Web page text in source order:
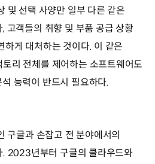
및 선택 사양만 일부 다른 같은
고객들의 취향 및 부품 공급 상황
하게 대처하는 것이다. 이 같은
리 전체를 제어하는 소프트웨어도
능력이 반드시 필요하다.
구글과 손잡고 전 분야에서의
. 2023년부터 구글의 클라우드와